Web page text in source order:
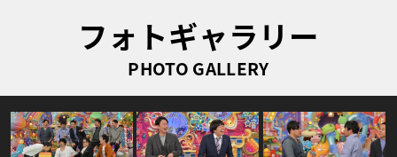
フォトギャラリー
PHOTO GALLERY